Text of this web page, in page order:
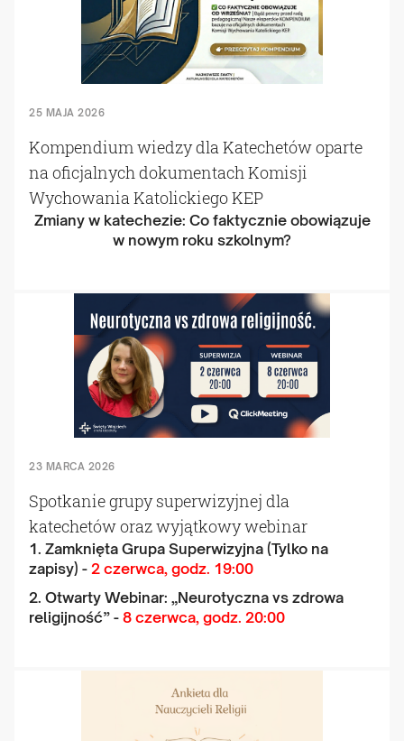
25 MAJA 2026
Kompendium wiedzy dla Katechetów oparte
na oficjalnych dokumentach Komisji
Wychowania Katolickiego KEP
Zmiany w katechezie: Co faktycznie obowiązuje
w nowym roku szkolnym?
23 MARCA 2026
Spotkanie grupy superwizyjnej dla
katechetów oraz wyjątkowy webinar
1. Zamknięta Grupa Superwizyjna (Tylko na
zapisy) - 2 czerwca, godz. 19:00
2. Otwarty Webinar: „Neurotyczna vs zdrowa
religijność” - 8 czerwca, godz. 20:00